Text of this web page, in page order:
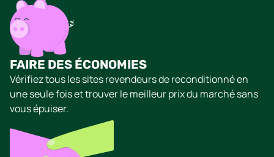
FAIRE DES ÉCONOMIES
Vérifiez tous les sites revendeurs de reconditionné en
une seule fois et trouver le meilleur prix du marché sans
vous épuiser.